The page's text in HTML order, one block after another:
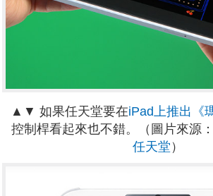
▲▼ 如果任天堂要在iPad上推出《
控制桿看起來也不錯。（圖片來源：
任天堂 ）